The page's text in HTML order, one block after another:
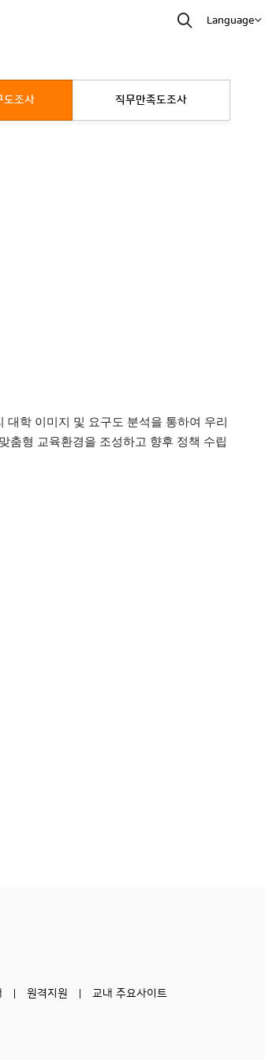
Language
도조사 직무만족도조사
대학 이미지 및 요구도 분석을 통하여 우리
춤형 교육환경을 조성하고 향후 정책 수립
원격지원 교내 주요사이트